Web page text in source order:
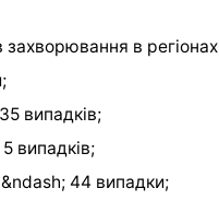
захворювання в регіонах
випадків;
випадків;
44 випадки;